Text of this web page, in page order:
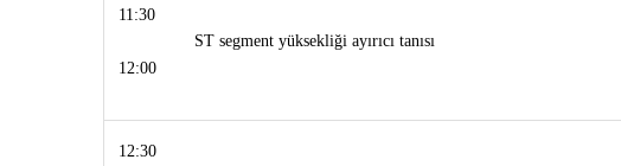
11:30
12:00
ST segment yüksekliği ayırıcı tanısı
12:30